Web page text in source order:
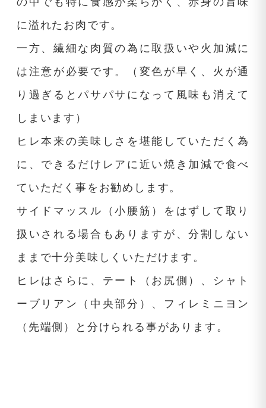
に溢れたお肉です。
一方、繊細な肉質の為に取扱いや火加減に
は注意が必要です。（変色が早く、火が通
り過ぎるとパサパサになって風味も消えて
しまいます）
ヒレ本来の美味しさを堪能していただく為
に、できるだけレアに近い焼き加減で食べ
ていただく事をお勧めします。
サイドマッスル（小腰筋）をはずして取り
扱いされる場合もありますが、分割しない
ままで十分美味しくいただけます。
ヒレはさらに、テート（お尻側）、シャト
ーブリアン（中央部分）、フィレミニヨン
（先端側）と分けられる事があります。